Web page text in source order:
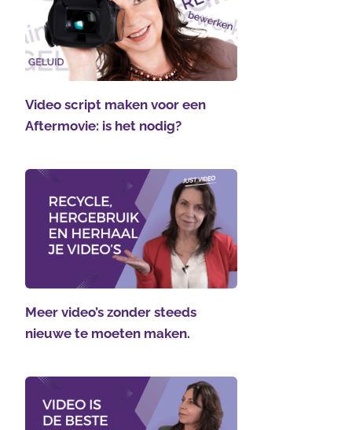
Video script maken voor een
Aftermovie: is het nodig?
Meer video’s zonder steeds
nieuwe te moeten maken.